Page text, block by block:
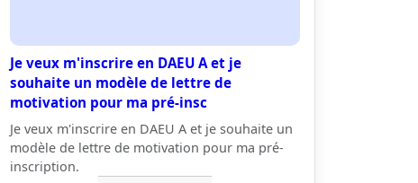
Je veux m'inscrire en DAEU A et je
souhaite un modèle de lettre de
motivation pour ma pré-insc
Je veux m'inscrire en DAEU A et je souhaite un
modèle de lettre de motivation pour ma pré-
inscription.